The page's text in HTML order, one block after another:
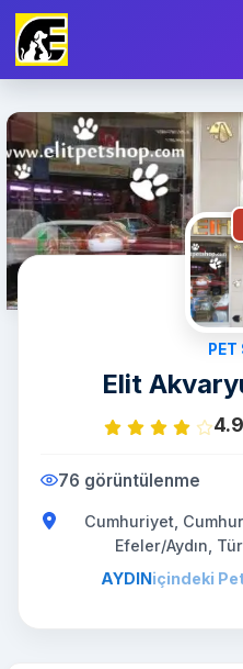
PET
Elit
4.9
76 görüntülenme
Cumhuriyet,
Efeler/Aydın,
AYDINiçindeki